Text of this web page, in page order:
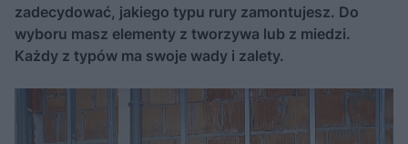
zadecydować, jakiego typu rury zamontujesz. Do
wyboru masz elementy z tworzywa lub z miedzi.
Każdy z typów ma swoje wady i zalety.